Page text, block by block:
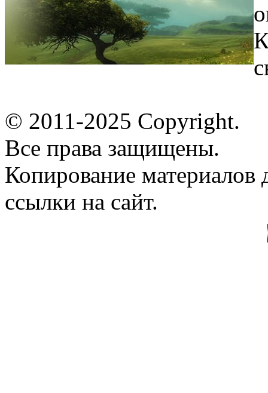
© 2011-2025 Copyright.
Все права защищены.
Копирование материалов
ссылки на сайт.